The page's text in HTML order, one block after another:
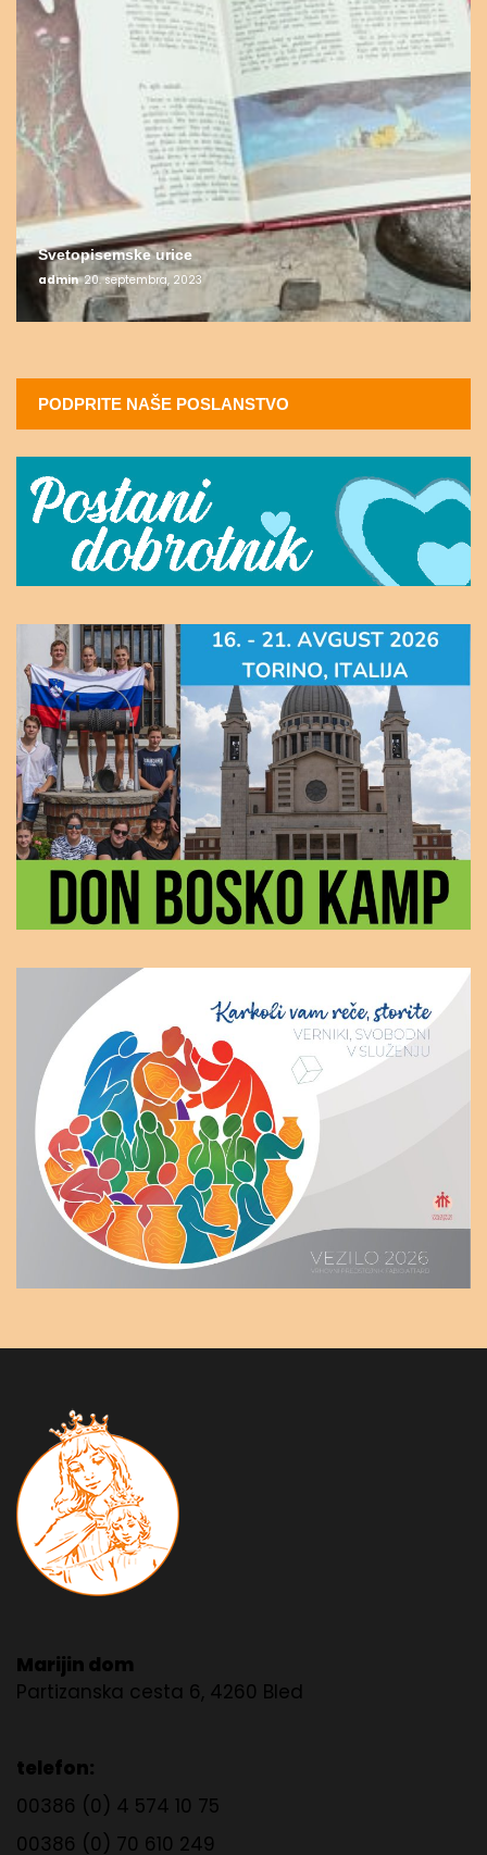
Svetopisemske urice
admin 20. septembra, 2023
PODPRITE NAŠE POSLANSTVO
Marijin dom
Partizanska cesta 6, 4260 Bled
telefon:
00386 (0) 4 574 10 75
00386 (0) 70 610 249